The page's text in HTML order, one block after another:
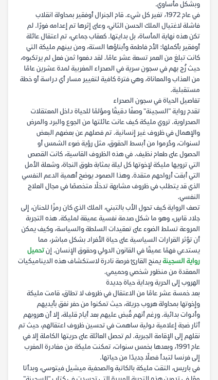
وبشكل مأساوي.
في عام 1972، تغير كل شيء. قام الجنرال أوفقير بمحاولة انقلاب
فاشلة لاغتيال الملك الحسن الثاني، وعلى إثرها تم إعدامه فورًا. لم
تكن هذه نهاية المأساة، بل بدايتها. كعقاب جماعي، تم اعتقال عائلة
أوفقير بأكملها: الأم فاطمة وأبناؤها الستة، ومن بينهم مليكة التي
كانت تبلغ من العمر تسعة عشر عامًا. لقد دفعوا ثمن فعل لم يرتكبوه،
حيث زُج بهم في سجون سرية في الصحراء المغربية لمدة عشرين عامًا
من العذاب والمعاناة، وهي فترة كافية لتغيير مسار أي دراسة أو خطة
مستقبلية.
تفاصيل الحياة في سجون الصحراء
تقدم رواية "السجينة" وصفًا دقيقًا ومؤلمًا للحياة داخل المعتقلات
الصحراوية. تروي مليكة كيف عانت عائلتها من الجوع والبرد والمرض
والإهمال في ظروف غير إنسانية. تم فصلهم عن بعضهم البعض
لسنوات، وحُرموا من أبسط الحقوق، مثل رؤية ضوء الشمس أو
الحصول على طعام نظيف. في هذه الظروف القاسية، كانت القصص
التي ترويها مليكة لإخوتها كل ليلة بمثابة طوق النجاة، وشعلة الأمل
التي أبقت أرواحهم متقدة. وهذا الصمود يوضح أهمية الدعم النفسي
الذي قد يتطلب في ظروف مشابهة تدخلًا متخصصًا في مجال العلاج
النفسي.
تصف الرواية كيف تحول الأب بالتبني، الملك الذي كان رمزًا للحنان، إلى
جلاد قاسٍ، وهو ما شكل صدمة نفسية عميقة لمليكة. هذه التجربة
المروعة تسلط الضوء على تعقيدات السلطة والسياسة، وكيف يمكن
أن تؤثر القرارات السياسية على حياة الأفراد بشكل مباشر، مما
يستدعي فهمًا عميقًا في القانون الدولي وحقوق الإنسان. إنتحميل
رواية السجينةيمنح القارئ فرصة نادرة لاستكشاف هذه الديناميكيات
المعقدة من منظور شخصي وحميمي.
الهروب إلى الحرية وبداية حياة جديدة
بعد خمسة عشر عامًا من الاعتقال في ظروف لا تطاق، قامت مليكة
وإخوتها بمحاولة هروب جريئة، حيث تمكنوا من حفر نفق بأيديهم
وأدوات بدائية. ورغم أنهم قُبض عليهم بعد أيام قليلة، إلا أن هروبهم
أثار ضجة إعلامية دولية ساهمت في تحسين ظروف اعتقالهم، حيث تم
نقلهم إلى الإقامة الجبرية. لم تحصل العائلة على حريتها الكاملة إلا في
عام 1991، وبعدها بخمس سنوات، تمكنت مليكة من مغادرة المغرب
إلى فرنسا لتبدأ فصلًا جديدًا من حياتها.
في باريس، التقت مليكة بالكاتبة والصحفية ميشيل فيتوسي، وبدأتا